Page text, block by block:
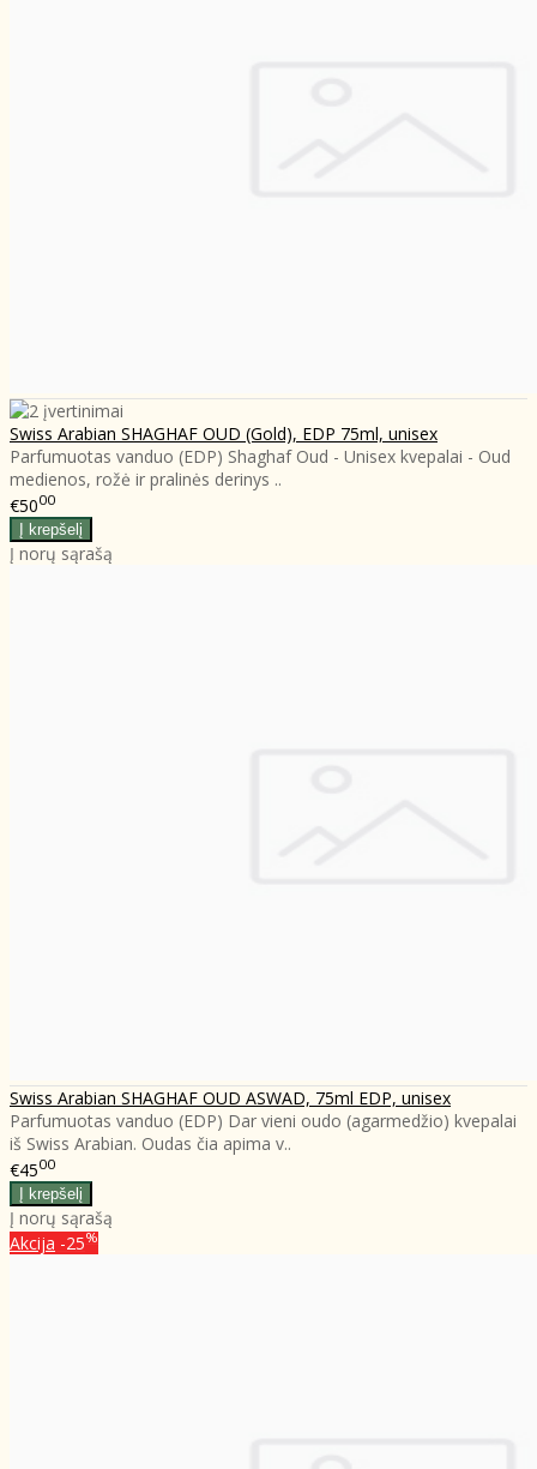
Swiss Arabian SHAGHAF OUD (Gold), EDP 75ml, unisex
Parfumuotas vanduo (EDP) Shaghaf Oud - Unisex kvepalai - Oud
medienos, rožė ir pralinės derinys ..
€5000
Į norų sąrašą
Swiss Arabian SHAGHAF OUD ASWAD, 75ml EDP, unisex
Parfumuotas vanduo (EDP) Dar vieni oudo (agarmedžio) kvepalai
iš Swiss Arabian. Oudas čia apima v..
€4500
Į norų sąrašą
Akcija -25%